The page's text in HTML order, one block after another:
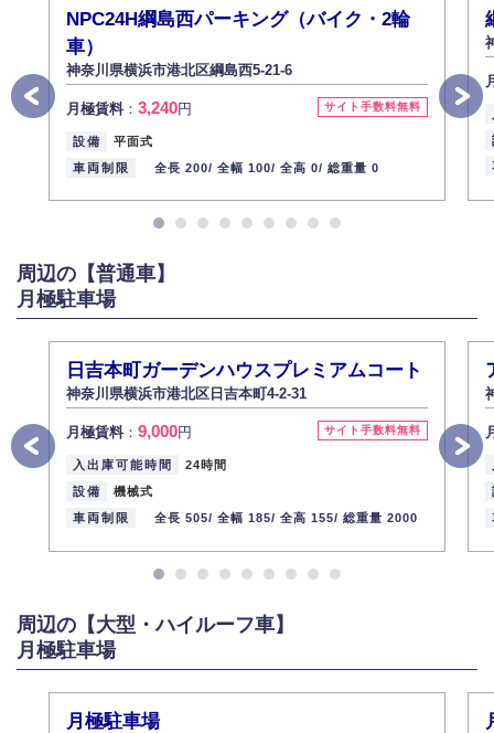
弊社は取り扱う個人情報の外部への漏洩を防止し、その利用目的に応じて
適切かつ安全に管理します。
4.個人情報の第三者提供
法的義務など正当な理由に基づく要請があった場合を除き、お客様の個人
情報をご本人の同意なく第三者に提供いたしません。
5.個人情報の開示・訂正・削除
お客様ご本人から自己の個人情報開示の請求があった場合、すみやかに開
ん）。
また、個人情報の内容に誤りがあり、ご本人から訂正・追加・削除の請求
6.個人情報管理の社内教育
弊社社員全員が、個人情報の取り扱いについての重要性を理解し、より適
切に管理するよう社内教育を実施してまいります。
2013年12月1日
代表取締役社長 野口 幸男
NPC24H綱島西パーキング（バイク・2輪
車）
神奈川県横浜市港北区綱島西5-21-6
サイト手数料無料
月極賃料： 3,240円
設備
平面式
車両制限
全長 200/ 全幅 100/ 全高 0/ 総重量 0
周辺の【普通車】
月極駐車場
日吉本町ガーデンハウスプレミアムコート
神奈川県横浜市港北区日吉本町4-2-31
サイト手数料無料
月極賃料： 9,000円
入出庫可能時間
24時間
設備
機械式
車両制限
全長 505/ 全幅 185/ 全高 155/ 総重量 2000
周辺の【大型・ハイルーフ車】
月極駐車場
月極駐車場